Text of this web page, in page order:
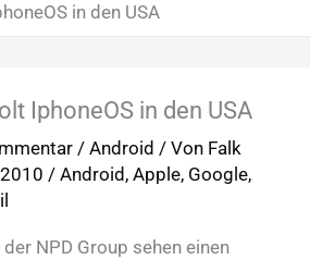
in den USA
IphoneOS in den USA
/ Android / Von Falk
/ Android, Apple, Google,
NPD Group sehen einen